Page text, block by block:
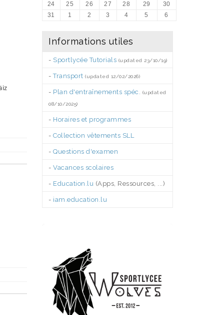
24
25 26 27 28 29
30
31
1 2 3 4 5 6
Informations utiles
- Sportlycée Tutorials (updated 23/10/19)
-Transport (updated 12/02/2026)
- Plan d'entraînements spéc. (updated
08/10/2025)
- Horaires et programmes
- Collection vêtements SLL
- Questions d'examen
- Vacances scolaires
- Education.lu (Apps, Ressources, ...)
- iam.education.lu